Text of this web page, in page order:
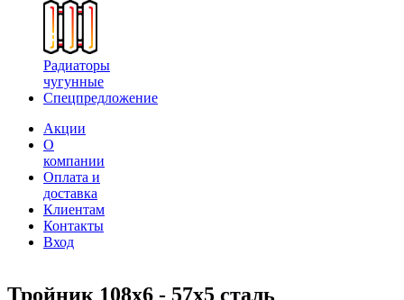
Радиаторы
чугунные
Спецпредложение
Акции
О
компании
Оплата и
доставка
Клиентам
Контакты
Вход
Тройник 108х6 - 57х5 сталь